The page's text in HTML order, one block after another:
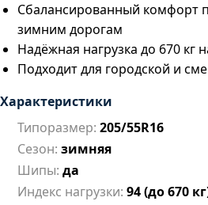
Сбалансированный комфорт
зимним дорогам
Надёжная нагрузка до 670 кг
Подходит для городской и
Характеристики
Типоразмер: 205/55R16
Сезон: зимняя
Шипы: да
Индекс нагрузки: 94 (до 670